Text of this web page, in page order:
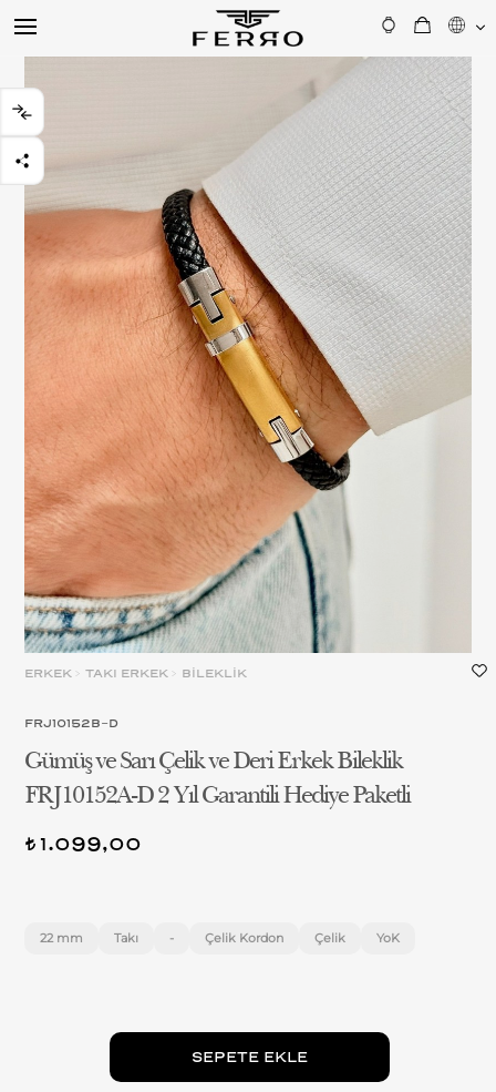
ERKEK > TAKI ERKEK > BİLEKLİK
FRJ10152B-D
Gümüş ve Sarı Çelik ve Deri Erkek Bileklik
FRJ10152A-D 2 Yıl Garantili Hediye Paketli
t1.099,00
22 mm Takı - Çelik Kordon Çelik YoK